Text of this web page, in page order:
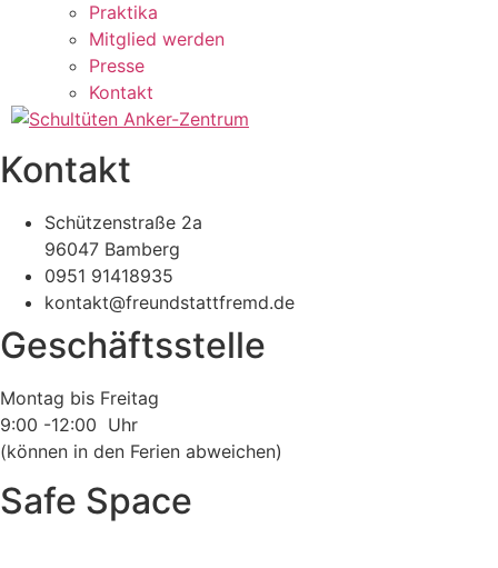
Praktika
Mitglied werden
Presse
Kontakt
Kontakt
Schützenstraße 2a
96047 Bamberg
0951 91418935
kontakt@freundstattfremd.de
Geschäftsstelle
Montag bis Freitag
9:00 -12:00 Uhr
(können in den Ferien abweichen)
Safe Space